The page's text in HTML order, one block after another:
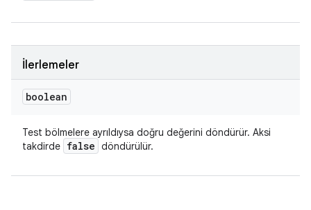
İlerlemeler
boolean
Test bölmelere ayrıldıysa doğru değerini döndürür. Aksi
takdirde false döndürülür.